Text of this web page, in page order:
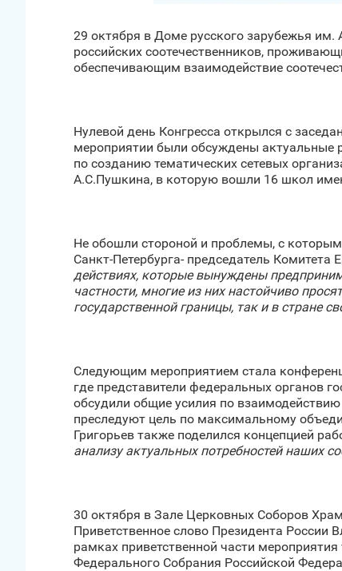
29 октября в Доме русского зарубежья
российских соотечественников,
обеспечивающим взаимодействие
Нулевой день Конгресса открылся с
мероприятии были обсуждены актуальные
по созданию тематических сетевых
А.С.Пушкина, в которую вошли 16 школ
Не обошли стороной и проблемы, с
Санкт‑Петербурга- председатель Комитета
действиях, которые вынуждены
частности, многие из них настойчиво
государственной границы, так и в стране
Следующим мероприятием стала
где представители федеральных органов
обсудили общие усилия по
преследуют цель по максимальному
Григорьев также поделился концепцией
анализу актуальных потребностей наших
30 октября в Зале Церковных Соборов
Приветственное слово Президента России
рамках приветственной части
Федерального Собрания Российской